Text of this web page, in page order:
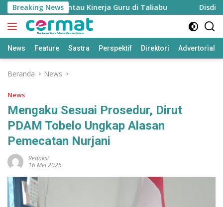
Langsung
ke
konten
Breaking News
untuk Pantau Kinerja Guru di Taliabu Disdik
News Feature Sastra Perspektif Direktori Advertorial
Beranda News
News
Mengaku Sesuai Prosedur, Dirut
PDAM Tobelo Ungkap Alasan
Pemecatan Nurjani
Redaksi
16 Mei 2025